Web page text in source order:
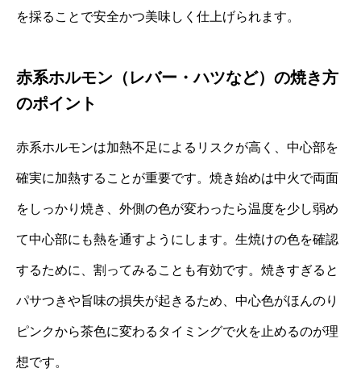
を採ることで安全かつ美味しく仕上げられます。
赤系ホルモン（レバー・ハツなど）の焼き方
のポイント
赤系ホルモンは加熱不足によるリスクが高く、中心部を
確実に加熱することが重要です。焼き始めは中火で両面
をしっかり焼き、外側の色が変わったら温度を少し弱め
て中心部にも熱を通すようにします。生焼けの色を確認
するために、割ってみることも有効です。焼きすぎると
パサつきや旨味の損失が起きるため、中心色がほんのり
ピンクから茶色に変わるタイミングで火を止めるのが理
想です。